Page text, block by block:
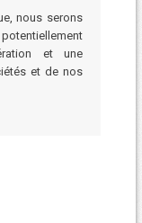
nous serons
et une
et de nos